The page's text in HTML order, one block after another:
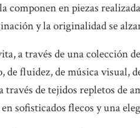
componen en piezas
y la originalidad se
a través de una colección
de fluidez, de música visual,
través de tejidos repletos de
sofisticados flecos y una